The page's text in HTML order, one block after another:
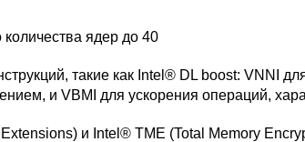
ядер до 40
такие как Intel® DL boost: VNNI
и VBMI для ускорения операций,
и Intel® TME (Total Memory